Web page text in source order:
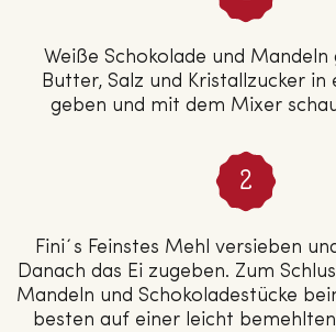
Weiße Schokolade und Mandeln
Butter, Salz und Kristallzucker in
geben und mit dem Mixer
Fini´s Feinstes Mehl versieben
Danach das Ei zugeben. Zum
Mandeln und Schokoladestücke
besten auf einer leicht